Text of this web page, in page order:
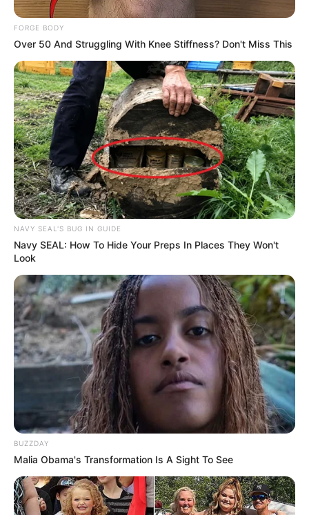
FORGE BODY
Over 50 And Struggling With Knee Stiffness? Don't Miss This
NAVY SEAL'S BUG IN GUIDE
Navy SEAL: How To Hide Your Preps In Places They Won't
Look
BUZZDAY
Malia Obama's Transformation Is A Sight To See